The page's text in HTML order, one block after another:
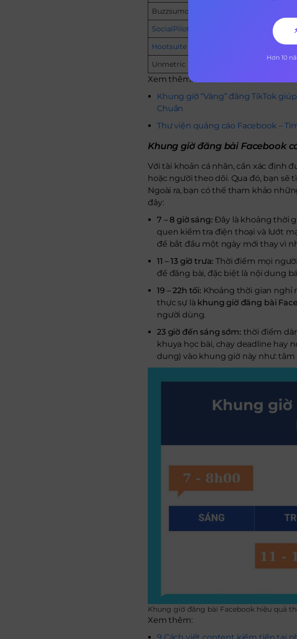
Buzzsumo
SocialPilot
từ 7-9h sáng, 1-3h chiều
Hootsuite
Unmetric
ưu tiên 9 giờ sáng đến
Xem thêm:
Khung giờ “Vàng” đăng TikTok
Chuẩn
Thư viện quảng cáo Facebook –
Khung giờ đăng bài Facebook
Với tài khoản cá nhân, cần xác định
hoặc người theo dõi. Qua đó, bạn sẽ
Ngoài ra, bạn có thể tham khảo
đây:
7 – 8 giờ sáng: Đây là khoảng thời
quen kiểm tra điện thoại và lướt
để bắt đầu một ngày mới thay vì
11 – 13 giờ trưa: Thời điểm mọi
để đăng bài, đặc biệt là nội dung
19 – 22h tối: Khoảng thời gian nghỉ
thực sự là khung giờ đăng bài
người dùng.
23 giờ đến sáng sớm: thời điểm
khuya học bài, chạy deadline hay
dung) vào khung giờ này như: tâm
Khung giờ đăng bài Facebook hiệu quả
Xem thêm:
Hơn 10